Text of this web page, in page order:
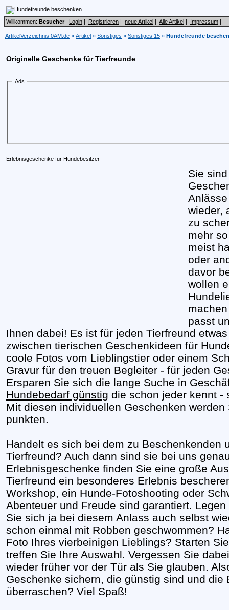
Willkommen: Besucher Login | Registrieren | neue Artikel | Alle Artikel | Impressum |
ArtikelVerzeichnis 0AM.de » Artikel » Sonstiges » Sonstiges 15 » Hundefreunde
Originelle Geschenke für Tierfreunde
Ads
Erlebnisgeschenke für Hundebesitzer
Sie
wieder,
zu
mehr
meist
oder
davor
wollen
passt
Ihnen dabei! Es ist für jeden Tierfreund
zwischen tierischen Geschenkideen für
coole Fotos vom Lieblingstier oder einem
Gravur für den treuen Begleiter - für jeden
Ersparen Sie sich die lange Suche in
Hundebedarf günstig die schon jeder kennt -
Mit diesen individuellen Geschenken
punkten.
Handelt es sich bei dem zu Beschenkenden
Tierfreund? Auch dann sind sie bei uns
Erlebnisgeschenke finden Sie eine große
Tierfreund ein besonderes Erlebnis
Workshop, ein Hunde-Fotoshooting oder
Abenteuer und Freude sind garantiert.
Sie sich ja bei diesem Anlass auch selbst
schon einmal mit Robben geschwommen?
Foto Ihres vierbeinigen Lieblings? Starten
treffen Sie Ihre Auswahl. Vergessen Sie
wieder früher vor der Tür als Sie glauben.
Geschenke sichern, die günstig sind und die
überraschen? Viel Spaß!